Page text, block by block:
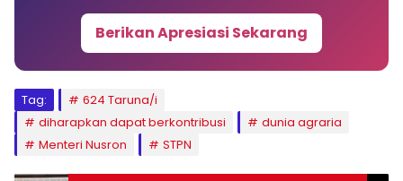
Berikan Apresiasi Sekarang
Tag:
624 Taruna/i
diharapkan dapat berkontribusi
dunia agraria
Menteri Nusron
STPN